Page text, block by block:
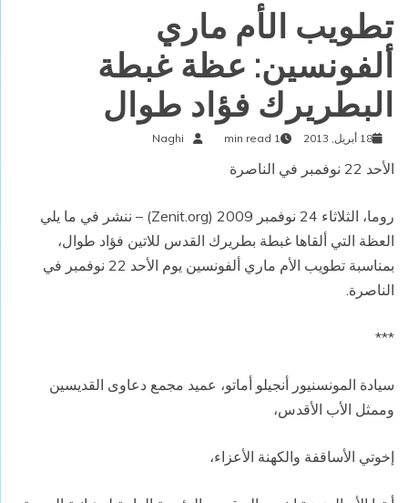
تطويب الأم ماري
ألفونسين: عظة غبطة
البطريرك فؤاد طوال
18 أبريل, 2013 1 min read
Naghi
الأحد 22 نوفمبر في الناصرة
روما، الثلاثاء 24 نوفمبر 2009 (Zenit.org) – ننشر في ما يلي
العظة التي ألقاها غبطة بطريرك القدس للاتين فؤاد طوال،
بمناسبة تطويب الأم ماري ألفونسين يوم الأحد 22 نوفمبر في
الناصرة.
***
سيادة المونسنيور أنجيلو أماتو، عميد مجمع دعاوى القديسين
وممثل الأب الأقدس،
إخوتي الأساقفة والكهنة الأعزاء،